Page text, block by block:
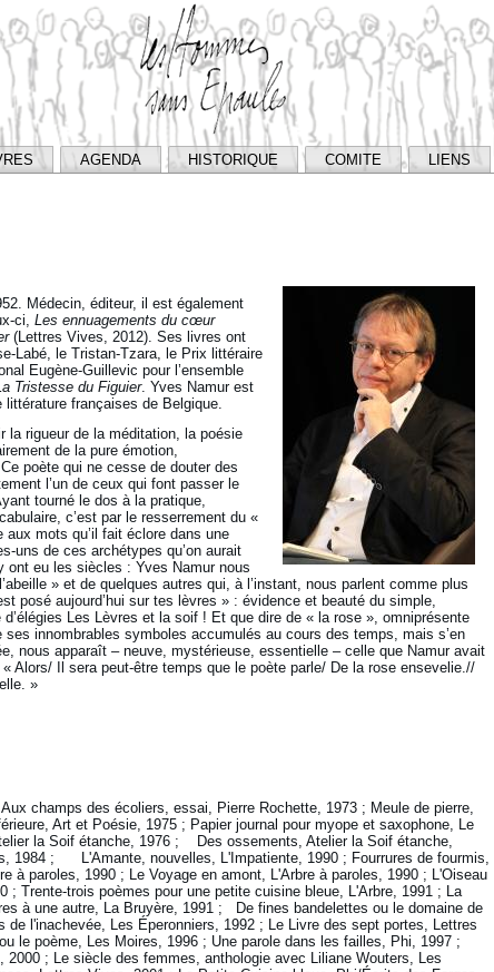
AGENDA HISTORIQUE COMITE LIENS
Médecin, éditeur, il est également
ci, Les ennuagements du cœur
(Lettres Vives, 2012). Ses livres ont
Labé, le Tristan-Tzara, le Prix littéraire
Eugène-Guillevic pour l’ensemble
Tristesse du Figuier. Yves Namur est
littérature françaises de Belgique.
la rigueur de la méditation, la poésie
de la pure émotion,
poète qui ne cesse de douter des
l’un de ceux qui font passer le
tourné le dos à la pratique,
c’est par le resserrement du «
aux mots qu’il fait éclore dans une
uns de ces archétypes qu’on aurait
ont eu les siècles : Yves Namur nous
» et de quelques autres qui, à l’instant, nous parlent comme plus
posé aujourd’hui sur tes lèvres » : évidence et beauté du simple,
Les Lèvres et la soif ! Et que dire de « la rose », omniprésente
ses innombrables symboles accumulés au cours des temps, mais s’en
nous apparaît – neuve, mystérieuse, essentielle – celle que Namur avait
Alors/ Il sera peut-être temps que le poète parle/ De la rose ensevelie.//
»
champs des écoliers, essai, Pierre Rochette, 1973 ; Meule de pierre,
Art et Poésie, 1975 ; Papier journal pour myope et saxophone, Le
la Soif étanche, 1976 ; Des ossements, Atelier la Soif étanche,
1984 ; L'Amante, nouvelles, L'Impatiente, 1990 ; Fourrures de fourmis,
à paroles, 1990 ; Le Voyage en amont, L'Arbre à paroles, 1990 ; L'Oiseau
; Trente-trois poèmes pour une petite cuisine bleue, L'Arbre, 1991 ; La
à une autre, La Bruyère, 1991 ; De fines bandelettes ou le domaine de
de l'inachevée, Les Éperonniers, 1992 ; Le Livre des sept portes, Lettres
le poème, Les Moires, 1996 ; Une parole dans les failles, Phi, 1997 ;
; Le siècle des femmes, anthologie avec Liliane Wouters, Les